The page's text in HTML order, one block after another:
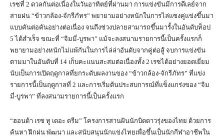
เรซที่ 2 ดวลกันต่อเนื่องในวันอาทิตย์ที่ผ่านมา การแข่งขันมีการดีเลย์จาก
สายฝน “ข้าวกล้อง-จักรีภัทร” พยายามอย่างหนักในการไล่แซงคู่แข่งขึ้นมา
แบบคันต่อคันอย่างต่อเนื่อง จนถึงช่วงปลายสามารถขึ้นมารั้งในอันดับท็อป
5 ได้สำเร็จ ขณะที่ “จิมมี่-บูรพา” แม้จะลงสนามรายการนี้เป็นครั้งแรกก็
พยายามอย่างหนักไม่แพ้กันในการไล่ล่าอันดับจากคู่ต่อสู้ จบการแข่งขัน
ตามมาในอันดับที่ 14 เก็บคะแนนสะสมต่อเนื่องทั้ง 2 เรซได้อย่างยอดเยี่ยม
นับเป็นการเปิดฤดูกาลที่ยกระดับผลงานของ “ข้าวกล้อง-จักรีภัทร” ที่แข่ง
รายการนี้เป็นฤดูกาลที่ 2 และการเริ่มต้นประสบการณ์ที่แข็งแกร่งของ “จิม
มี่-บูรพา” ที่ลงสนามรายการนี้เป็นครั้งแรก
“ฮอนด้า เรซ ทู เดอะ ดรีม” โครงการสานฝันนักบิดดาวรุ่งของไทย ด้วยการ
ค้นหา ฝึกฝน พัฒนา และสนับสนุนนักแข่งไทยเพื่อขึ้นเป็นนักกีฬาอาชีพใน